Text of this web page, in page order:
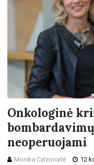
Onkologinė
neoperuojami
Monika Calzonaitė 12